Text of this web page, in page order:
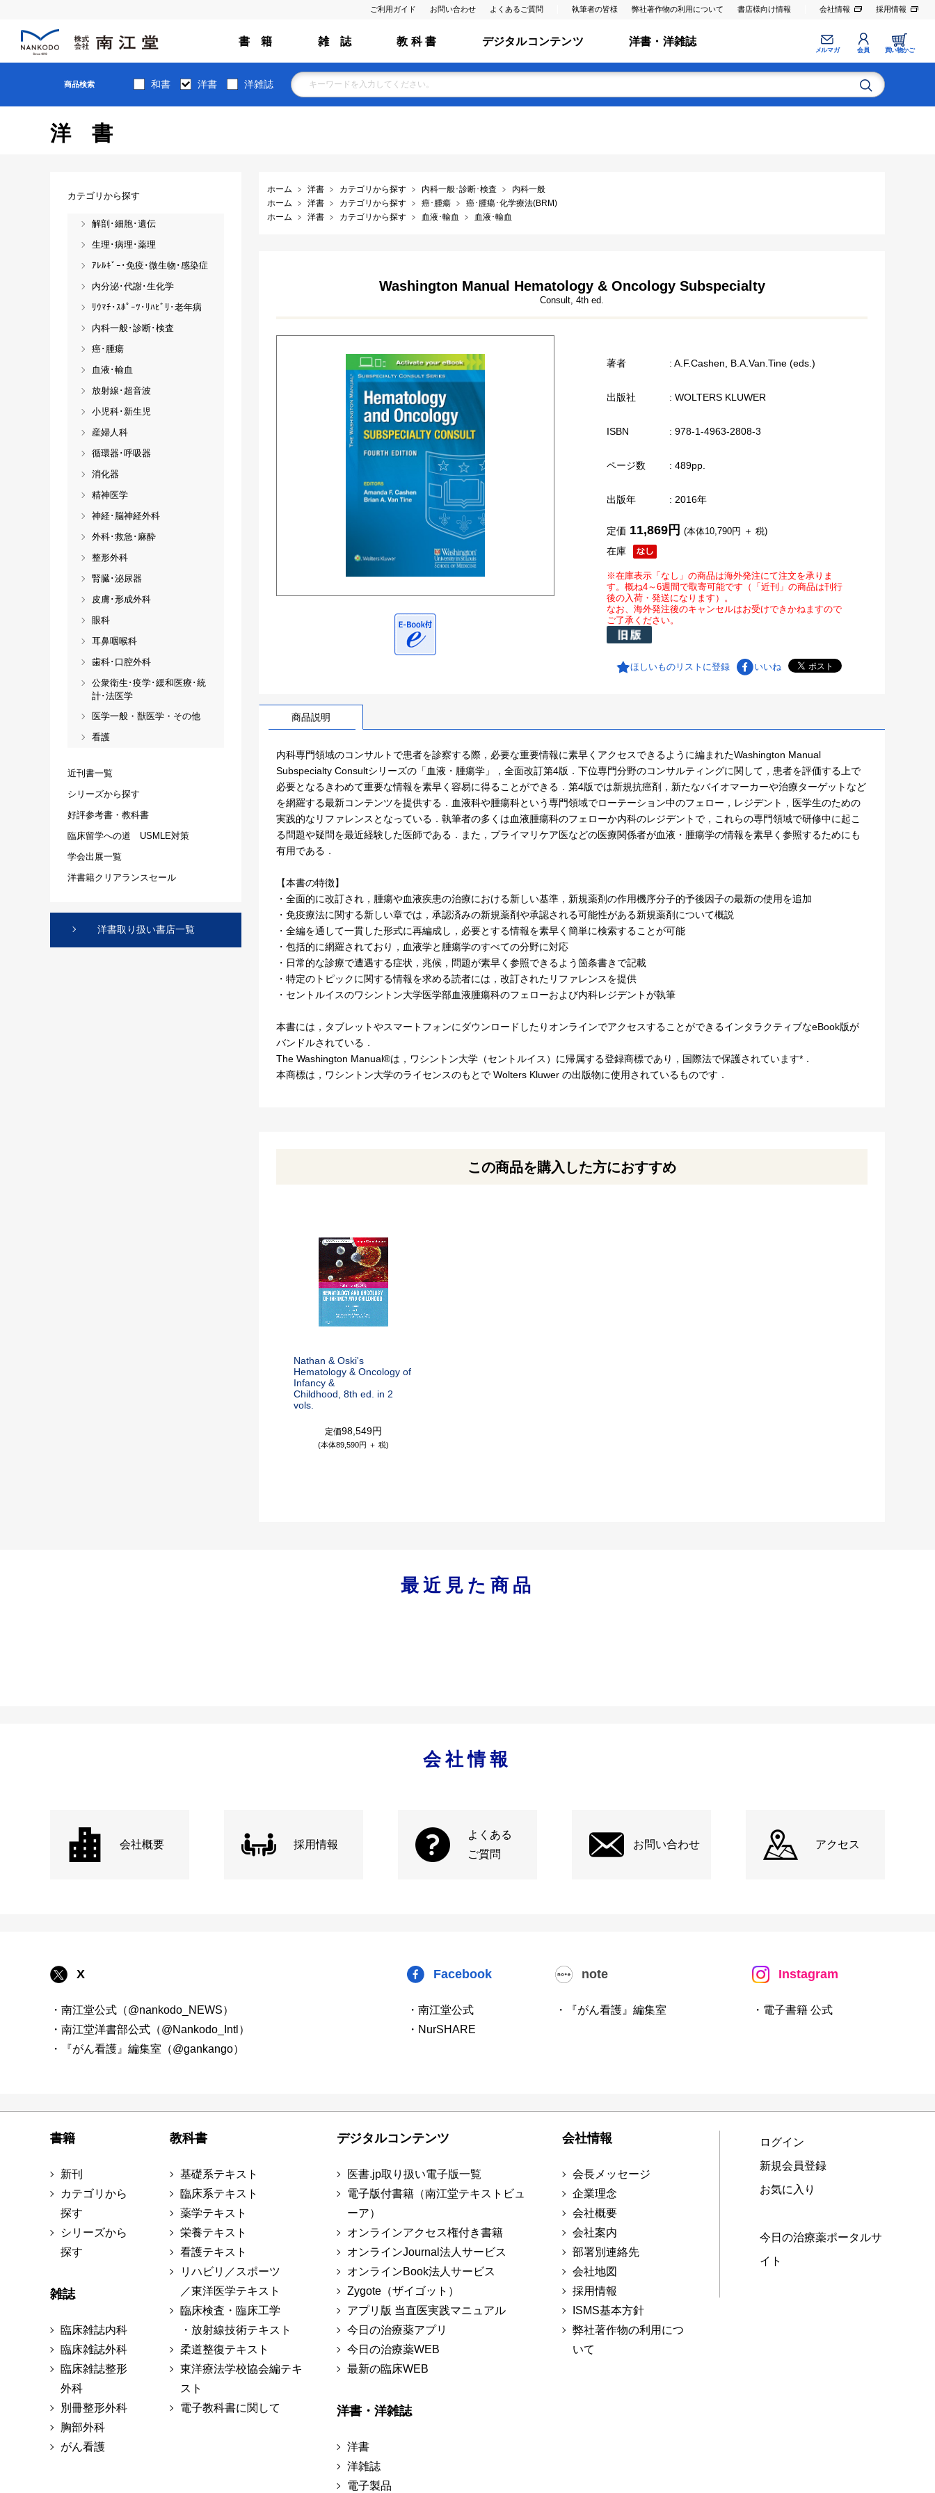
ご利用ガイド お問い合わせ よくあるご質問 執筆者の皆様 弊社著作物の利用について 書店様向け情報 会社情報 採用情報
書 籍 雑 誌 教 科 書 デジタルコンテンツ 洋書・洋雑誌
メルマガ 会員 買い物かご
商品検索 和書 洋書 洋雑誌
洋書
ホーム 洋書 カテゴリから探す 内科一般･診断･検査
内科一般
ホーム
洋書 カテゴリから探す 癌･腫瘍
癌･腫瘍･化学療法(BRM)
ホーム
洋書 カテゴリから探す 血液･輸血 血液･輸血
Washington Manual Hematology & Oncology Subspecialty
Consult, 4th ed.
著者 : A.F.Cashen, B.A.Van.Tine (eds.)
出版社 : WOLTERS KLUWER
ISBN : 978-1-4963-2808-3
ページ数 : 489pp.
出版年 : 2016年
在庫
定価 11,869円 (本体10,790円 ＋ 税)
※在庫表示「なし」の商品は海外発注にて注文を承りま
す。概ね4～6週間で取寄可能です（「近刊」の商品は刊行
後の入荷・発送になります）。
なお、海外発注後のキャンセルはお受けできかねますので
ご了承ください。
ほしいものリストに登録 いいね
商品説明
内科専門領域のコンサルトで患者を診察する際，必要な重要情報に素早くアクセスできるように編まれたWashington Manual
Subspecialty Consultシリーズの「血液・腫瘍学」，全面改訂第4版．下位専門分野のコンサルティングに関して，患者を評価する上で
必要となるきわめて重要な情報を素早く容易に得ることができる．第4版では新規抗癌剤，新たなバイオマーカーや治療ターゲットなど
を網羅する最新コンテンツを提供する．血液科や腫瘍科という専門領域でローテーション中のフェロー，レジデント，医学生のための
実践的なリファレンスとなっている．執筆者の多くは血液腫瘍科のフェローか内科のレジデントで，これらの専門領域で研修中に起こ
る問題や疑問を最近経験した医師である．また，プライマリケア医などの医療関係者が血液・腫瘍学の情報を素早く参照するためにも
有用である．
【本書の特徴】
・全面的に改訂され，腫瘍や血液疾患の治療における新しい基準，新規薬剤の作用機序分子的予後因子の最新の使用を追加
・免疫療法に関する新しい章では，承認済みの新規薬剤や承認される可能性がある新規薬剤について概説
・全編を通して一貫した形式に再編成し，必要とする情報を素早く簡単に検索することが可能
・包括的に網羅されており，血液学と腫瘍学のすべての分野に対応
・日常的な診療で遭遇する症状，兆候，問題が素早く参照できるよう箇条書きで記載
・特定のトピックに関する情報を求める読者には，改訂されたリファレンスを提供
・セントルイスのワシントン大学医学部血液腫瘍科のフェローおよび内科レジデントが執筆
本書には，タブレットやスマートフォンにダウンロードしたりオンラインでアクセスすることができるインタラクティブなeBook版が
バンドルされている．
The Washington Manual®は，ワシントン大学（セントルイス）に帰属する登録商標であり，国際法で保護されています*．
本商標は，ワシントン大学のライセンスのもとで Wolters Kluwer の出版物に使用されているものです．
この商品を購入した方におすすめ
Nathan & Oski's
Hematology & Oncology of
Infancy &
Childhood, 8th ed. in 2
vols.
定価98,549円
(本体89,590円 ＋ 税)
カテゴリから探す
解剖･細胞･遺伝
生理･病理･薬理
ｱﾚﾙｷﾞｰ･免疫･微生物･感染症
内分泌･代謝･生化学
ﾘｳﾏﾁ･ｽﾎﾟｰﾂ･ﾘﾊﾋﾞﾘ･老年病
内科一般･診断･検査
癌･腫瘍
血液･輸血
放射線･超音波
小児科･新生児
産婦人科
循環器･呼吸器
消化器
精神医学
神経･脳神経外科
外科･救急･麻酔
整形外科
腎臓･泌尿器
皮膚･形成外科
眼科
耳鼻咽喉科
歯科･口腔外科
公衆衛生･疫学･緩和医療･統
計･法医学
医学一般・獣医学・その他
看護
近刊書一覧
シリーズから探す
好評参考書・教科書
臨床留学への道 USMLE対策
学会出展一覧
洋書籍クリアランスセール
洋書取り扱い書店一覧
最近見た商品
会社情報
会社概要 採用情報
よくある
ご質問
お問い合わせ アクセス
X
・南江堂公式（@nankodo_NEWS）
・南江堂洋書部公式（@Nankodo_Intl）
・『がん看護』編集室（@gankango）
Facebook
・南江堂公式
・NurSHARE
note
・『がん看護』編集室
Instagram
・電子書籍 公式
書籍
新刊
カテゴリから
探す
シリーズから
探す
雑誌
臨床雑誌内科
臨床雑誌外科
臨床雑誌整形
外科
別冊整形外科
胸部外科
がん看護
教科書
基礎系テキスト
臨床系テキスト
薬学テキスト
栄養テキスト
看護テキスト
リハビリ／スポーツ
／東洋医学テキスト
臨床検査・臨床工学
・放射線技術テキスト
柔道整復テキスト
東洋療法学校協会編テキ
スト
電子教科書に関して
デジタルコンテンツ
医書.jp取り扱い電子版一覧
電子版付書籍（南江堂テキストビュ
ーア）
オンラインアクセス権付き書籍
オンラインJournal法人サービス
オンラインBook法人サービス
Zygote（ザイゴット）
アプリ版 当直医実践マニュアル
今日の治療薬アプリ
今日の治療薬WEB
最新の臨床WEB
洋書・洋雑誌
洋書
洋雑誌
電子製品
会社情報
会長メッセージ
企業理念
会社概要
会社案内
部署別連絡先
会社地図
採用情報
ISMS基本方針
弊社著作物の利用につ
いて
ログイン
新規会員登録
お気に入り
今日の治療薬ポータルサ
イト